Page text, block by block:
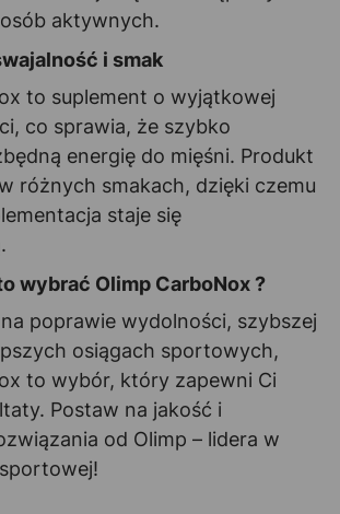
aktywnych.
i smak
to suplement o wyjątkowej
co sprawia, że szybko
energię do mięśni. Produkt
różnych smakach, dzięki czemu
staje się
wybrać Olimp CarboNox ?
poprawie wydolności, szybszej
osiągach sportowych,
to wybór, który zapewni Ci
Postaw na jakość i
od Olimp – lidera w